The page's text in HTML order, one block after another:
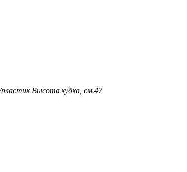
Высота кубка, см.47